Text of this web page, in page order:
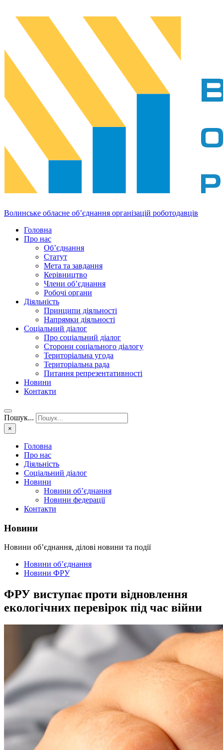
Волинське обласне об’єднання організацій роботодавців
Головна
Про нас
Об’єднання
Статут
Мета та завдання
Керівництво
Члени об’єднання
Робочі органи
Діяльність
Принципи діяльності
Напрямки діяльності
Соціальний діалог
Про соціальний діалог
Сторони соціального діалогу
Територіальна угода
Територіальна рада
Питання репрезентативності
Новини
Контакти
Пошук...
×
Головна
Про нас
Діяльність
Соціальний діалог
Новини
Новини об’єднання
Новини федерації
Контакти
Новини
Новини об’єднання, ділові новини та події
Новини об’єднання
Новини ФРУ
ФРУ виступає проти відновлення
екологічних перевірок під час війни